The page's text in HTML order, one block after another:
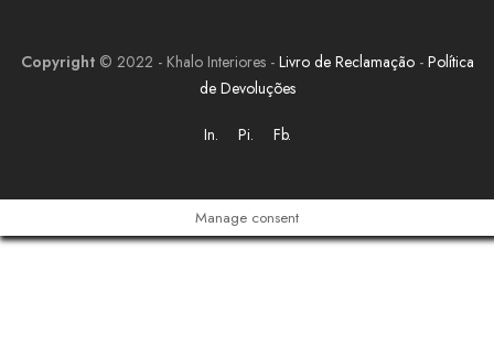
Copyright© 2022 - Khalo Interiores - Livro de Reclamação- Política
de Devoluções
In. Pi. Fb.
Manage consent